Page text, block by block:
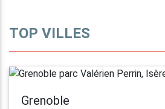
TOP VILLES
Grenoble